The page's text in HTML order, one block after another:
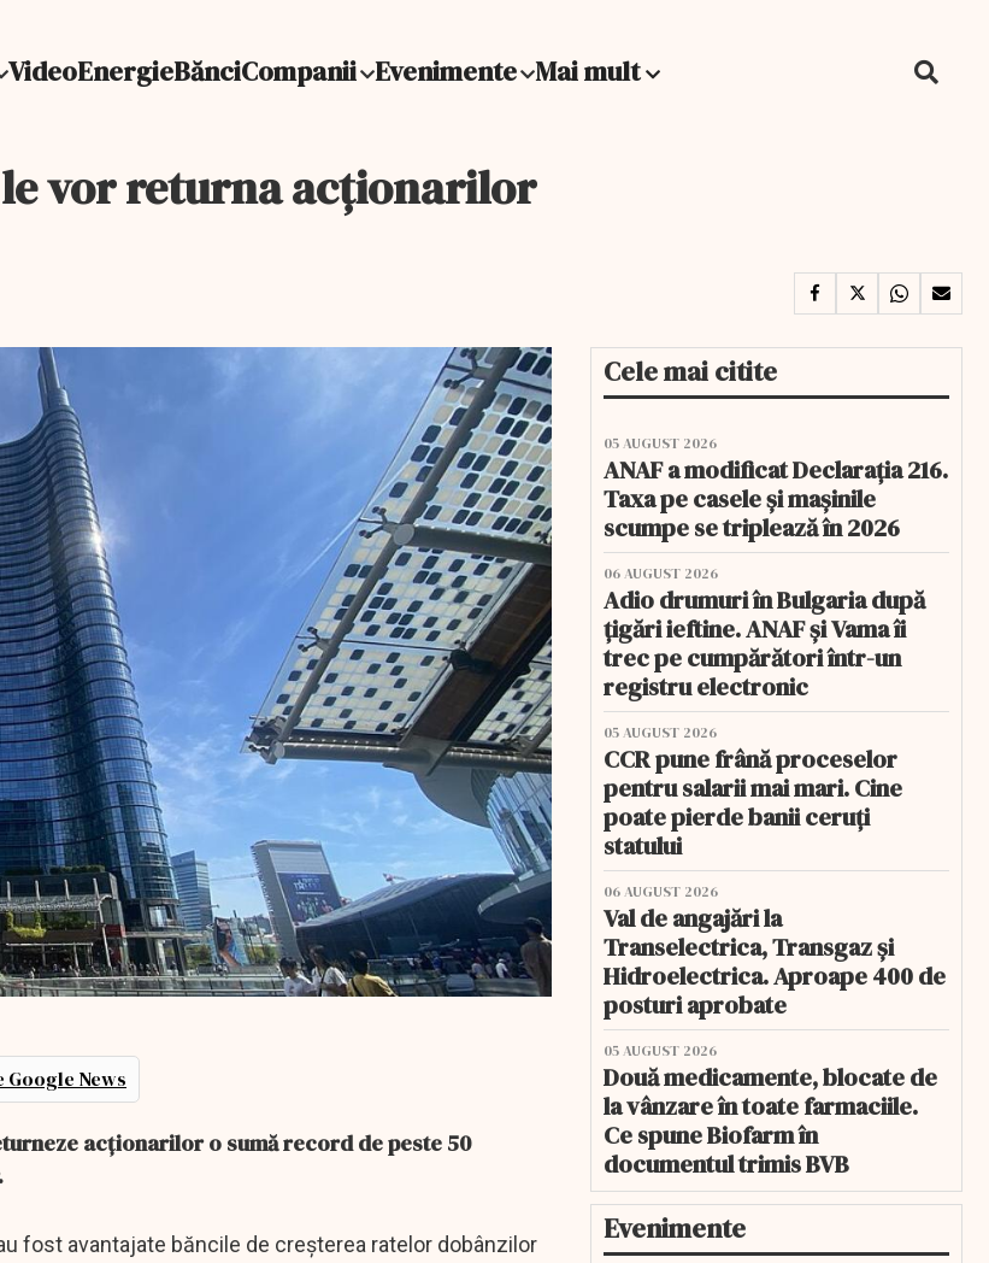
VideoEnergieBănciCompanii Evenimente Mai mult
vor returna acționarilor
Google News
acționarilor o sumă record de peste 50
fost avantajate băncile de creșterea ratelor dobânzilor
Cele mai citite
05 AUGUST 2026
ANAF a modificat Declarația 216.
Taxa pe casele și mașinile
scumpe se triplează în 2026
06 AUGUST 2026
Adio drumuri în Bulgaria după
țigări ieftine. ANAF și Vama îi
trec pe cumpărători într-un
registru electronic
05 AUGUST 2026
CCR pune frână proceselor
pentru salarii mai mari. Cine
poate pierde banii ceruți
statului
06 AUGUST 2026
Val de angajări la
Transelectrica, Transgaz și
Hidroelectrica. Aproape 400 de
posturi aprobate
05 AUGUST 2026
Două medicamente, blocate de
la vânzare în toate farmaciile.
Ce spune Biofarm în
documentul trimis BVB
Evenimente